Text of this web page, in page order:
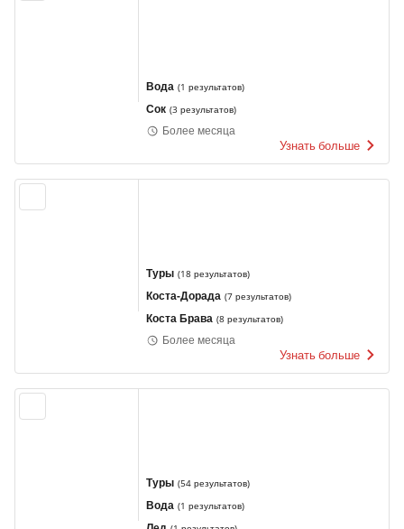
Вода (1 результатов)
Сок (3 результатов)
Более месяца
Узнать больше
Туры (18 результатов)
Коста-Дорада (7 результатов)
Коста Брава (8 результатов)
Более месяца
Узнать больше
Туры (54 результатов)
Вода (1 результатов)